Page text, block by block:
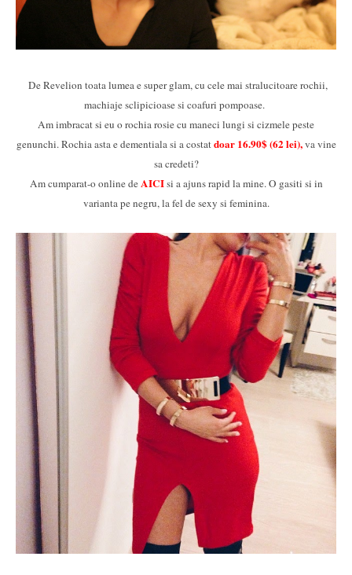
De Revelion toata lumea e super glam, cu cele mai stralucitoare rochii,
machiaje sclipicioase si coafuri pompoase.
Am imbracat si eu o rochia rosie cu maneci lungi si cizmele peste
genunchi. Rochia asta e dementiala si a costatdoar 16.90$ (62 lei),va vine
sa credeti?
Am cumparat-o online deAICIsi a ajuns rapid la mine. O gasiti si in
varianta pe negru, la fel de sexy si feminina.